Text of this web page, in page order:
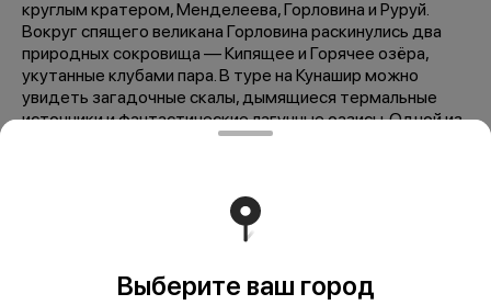
круглым кратером, Менделеева, Горловина и Руруй.
Вокруг спящего великана Горловина раскинулись два
природных сокровища — Кипящее и Горячее озёра,
укутанные клубами пара. В туре на Кунашир можно
увидеть загадочные скалы, дымящиеся термальные
источники и фантастические лагунные оазисы. Одной из
главных достопримечательностей острова является
созданные самой природой, поражают своим величием.
Любители гастрономических открытий смогут
попробовать аутентичные блюда местной кухни. Если
мечтаешь о первозданной природе и захватывающих
Выберите ваш город